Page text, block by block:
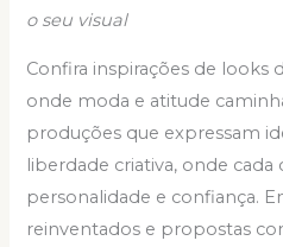
o seu visual
Confira inspirações de looks
onde moda e atitude
produções que expressam
liberdade criativa, onde
personalidade e confiança.
reinventados e propostas